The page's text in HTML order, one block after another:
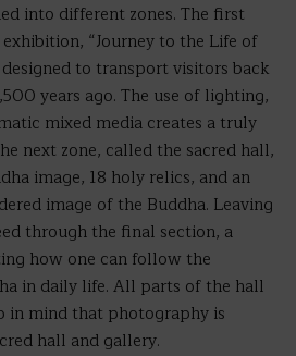
into different zones. The first
“Journey to the Life of
to transport visitors back
years ago. The use of lighting,
mixed media creates a truly
next zone, called the sacred hall,
image, 18 holy relics, and an
image of the Buddha. Leaving
through the final section, a
how one can follow the
in daily life. All parts of the hall
in mind that photography is
hall and gallery.